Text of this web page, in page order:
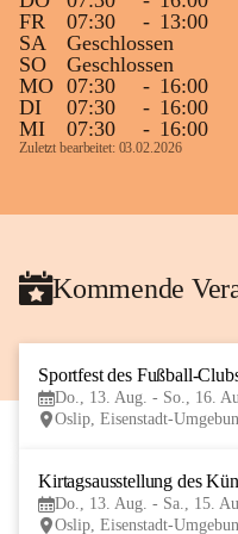
FR
07:30 - 13:00
SA
Geschlossen
SO
Geschlossen
MO 07:30 - 16:00
DI
07:30 - 16:00
MI
07:30 - 16:00
Zuletzt bearbeitet: 03.02.2026
Kommende
Sportfest des Fußball-
Do., 13. Aug. - So., 16.
Oslip, Eisenstadt-
Kirtagsausstellung des
Do., 13. Aug. - Sa., 15.
Oslip, Eisenstadt-